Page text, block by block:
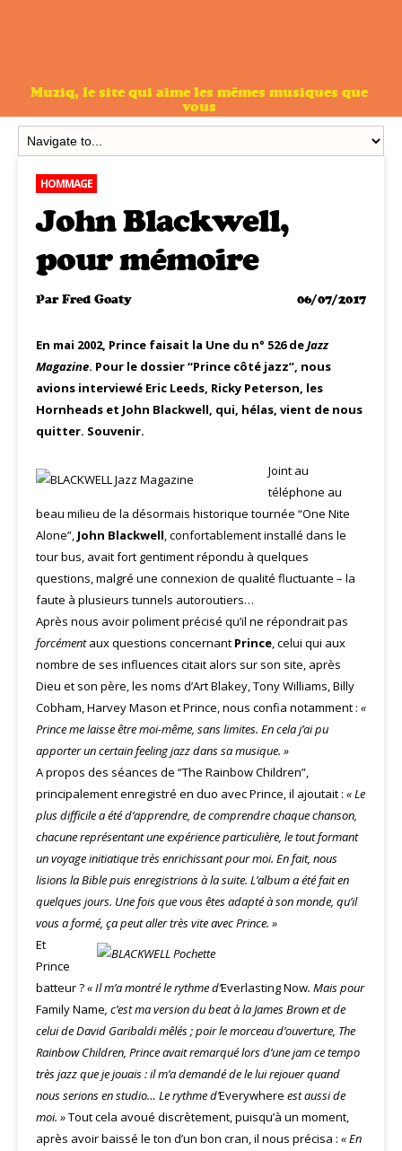
Muziq, le site qui aime les mêmes musiques que
vous
HOMMAGE
John Blackwell,
pour mémoire
ParFred Goaty 06/07/2017
En mai 2002, Prince faisait la Une du n° 526 deJazz
Magazine. Pour le dossier “Prince côté jazz”, nous
avions interviewé Eric Leeds, Ricky Peterson, les
Hornheads et John Blackwell, qui, hélas, vient de nous
quitter. Souvenir.
Joint au
téléphone au
beau milieu de la désormais historique tournée “One Nite
Alone”, John Blackwell, confortablement installé dans le
tour bus, avait fort gentiment répondu à quelques
questions, malgré une connexion de qualité fluctuante – la
faute à plusieurs tunnels autoroutiers…
Après nous avoir poliment précisé qu’il ne répondrait pas
forcémentaux questions concernant Prince, celui qui aux
nombre de ses influences citait alors sur son site, après
Dieu et son père, les noms d’Art Blakey, Tony Williams, Billy
Cobham, Harvey Mason et Prince, nous confia notamment : «
Prince me laisse être moi-même, sans limites. En cela j’ai pu
apporter un certain feeling jazz dans sa musique. »
A propos des séances de “The Rainbow Children”,
principalement enregistré en duo avec Prince, il ajoutait : « Le
plus difficile a été d’apprendre, de comprendre chaque chanson,
chacune représentant une expérience particulière, le tout formant
un voyage initiatique très enrichissant pour moi. En fait, nous
lisions la Bible puis enregistrions à la suite. L’album a été fait en
quelques jours. Une fois que vous êtes adapté à son monde, qu’il
vous a formé, ça peut aller très vite avec Prince. »
Et
Prince
batteur ?« Il m’a montré le rythme d’Everlasting Now. Mais pour
Family Name, c’est ma version du beat à la James Brown et de
celui de David Garibaldi mêlés ; poir le morceau d’ouverture, The
Rainbow Children, Prince avait remarqué lors d’une jam ce tempo
très jazz que je jouais : il m’a demandé de le lui rejouer quand
nous serions en studio… Le rythme d’Everywhere est aussi de
moi. »Tout cela avoué discrètement, puisqu’à un moment,
après avoir baissé le ton d’un bon cran, il nous précisa : « En